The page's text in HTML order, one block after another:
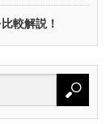
較解説！